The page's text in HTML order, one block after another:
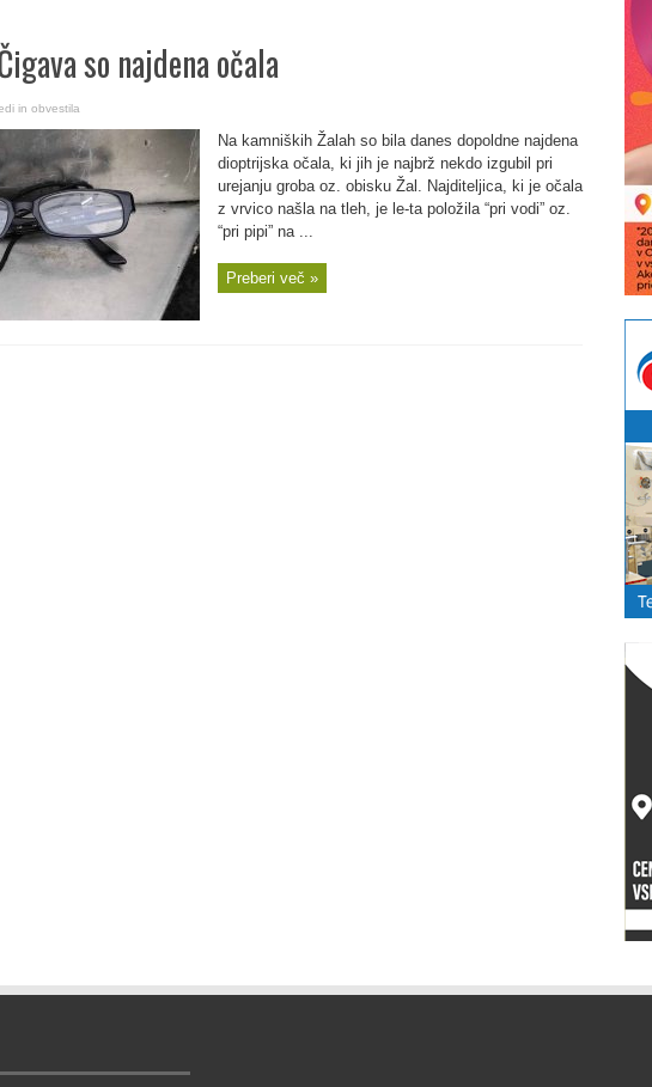
so najdena očala
in obvestila
Na kamniških Žalah so bila danes dopoldne najdena
dioptrijska očala, ki jih je najbrž nekdo izgubil pri
urejanju groba oz. obisku Žal. Najditeljica, ki je očala
z vrvico našla na tleh, je le-ta položila “pri vodi” oz.
“pri pipi” na ...
Preberi več »